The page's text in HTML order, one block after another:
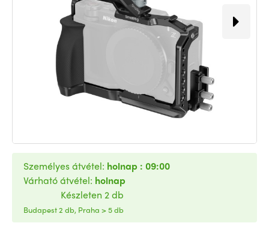
Személyes átvétel: holnap : 09:00
Várható átvétel: holnap
Készleten 2 db
Budapest 2 db, Praha > 5 db